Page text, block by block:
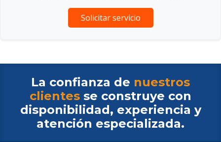
Solicitar servicio
La confianza de nuestros
clientes se construye con
disponibilidad, experiencia y
atención especializada.